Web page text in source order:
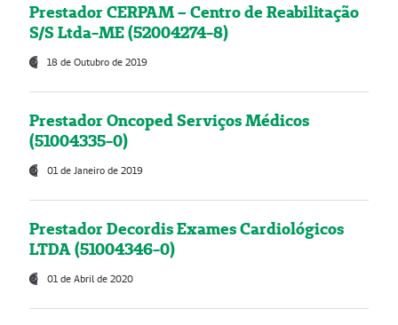
Prestador CERPAM – Centro de Reabilitação
S/S Ltda-ME (52004274-8)
18 de Outubro de 2019
Prestador Oncoped Serviços Médicos
(51004335-0)
01 de Janeiro de 2019
Prestador Decordis Exames Cardiológicos
LTDA (51004346-0)
01 de Abril de 2020